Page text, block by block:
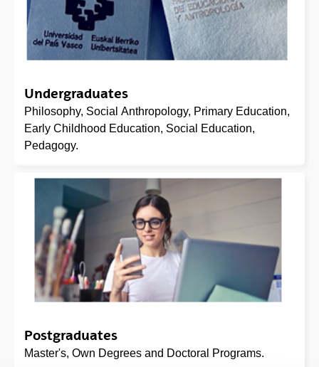
Undergraduates
Philosophy, Social Anthropology, Primary Education,
Early Childhood Education, Social Education,
Pedagogy.
Postgraduates
Master's, Own Degrees and Doctoral Programs.